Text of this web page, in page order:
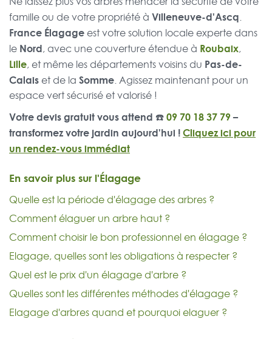
famille ou de votre propriété à Villeneuve-d'Ascq.
France Élagage est votre solution locale experte dans
le Nord, avec une couverture étendue à Roubaix,
Lille, et même les départements voisins du Pas-de-
Calais et de la Somme. Agissez maintenant pour un
espace vert sécurisé et valorisé !
Votre devis gratuit vous attend ☎️09 70 18 37 79–
transformez votre jardin aujourd'hui !Cliquez ici pour
un rendez-vous immédiat
En savoir plus sur l'Élagage
Quelle est la période d'élagage des arbres ?
Comment élaguer un arbre haut ?
Comment choisir le bon professionnel en élagage ?
Elagage, quelles sont les obligations à respecter ?
Quel est le prix d'un élagage d'arbre ?
Quelles sont les différentes méthodes d'élagage ?
Elagage d'arbres quand et pourquoi elaguer ?